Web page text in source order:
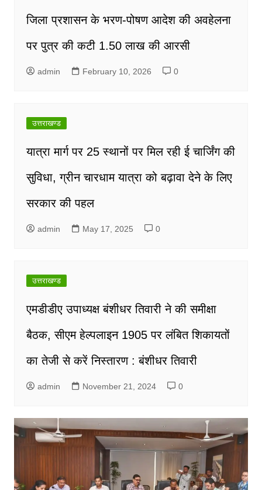
जिला प्रशासन के भरण-पोषण आदेश की अवहेलना
पर पुत्र की कटी 1.50 लाख की आरसी
admin February 10, 2026 0
उत्तराखण्ड
यात्रा मार्ग पर 25 स्थानों पर मिल रही ई चार्जिंग की
सुविधा, ग्रीन चारधाम यात्रा को बढ़ावा देने के लिए
सरकार की पहल
admin May 17, 2025 0
उत्तराखण्ड
एमडीडीए उपाध्यक्ष बंशीधर तिवारी ने की समीक्षा
बैठक, सीएम हेल्पलाइन 1905 पर लंबित शिकायतों
का तेजी से करें निस्तारण : बंशीधर तिवारी
admin November 21, 2024 0